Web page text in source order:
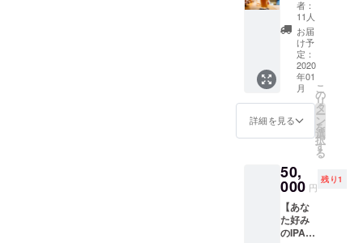
ご記入
いただ
き、ま
たご希
望のカ
ラー番
号（①
ご希望
のサイ
M,L,XL
）をご
記入く
ださ
い。
に在庫
のある
カラー
からお
選びい
ただけ
ます。
※有効期
2020年
1月1日
日
「配送
希望」
とご記
入くだ
さい。
※有効期
限：
2020年
2月1日
～2020
年7月31
ジナル
グラウ
ラー＋
パイン
ト2杯
券】を
お渡し
しま
す。以
下の有
効期限
内にお
越しく
ださ
い。 ※
送いた
しま
す。配
送希望
の方
は、備
会員
権】 よ
く当店
を訪れ
てくれ
る人に
向け
た、期
間中は
毎日1杯
ハーフ
トが無
料にな
る会員
権で
す。 ※
初回来
者：
11人
お届
け予
定：
2020
年01
月
詳細を見る
こ
の
リ
タ
ー
ン
を
選
択
す
る
50,
000 円
残り1
【あな
た好み
のIPAを